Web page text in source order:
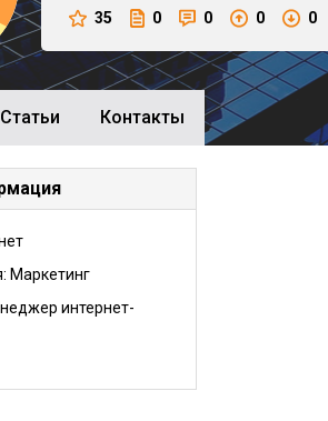
35 0 0 0 0
Cтатьи Контакты
Маркетинг
интернет-